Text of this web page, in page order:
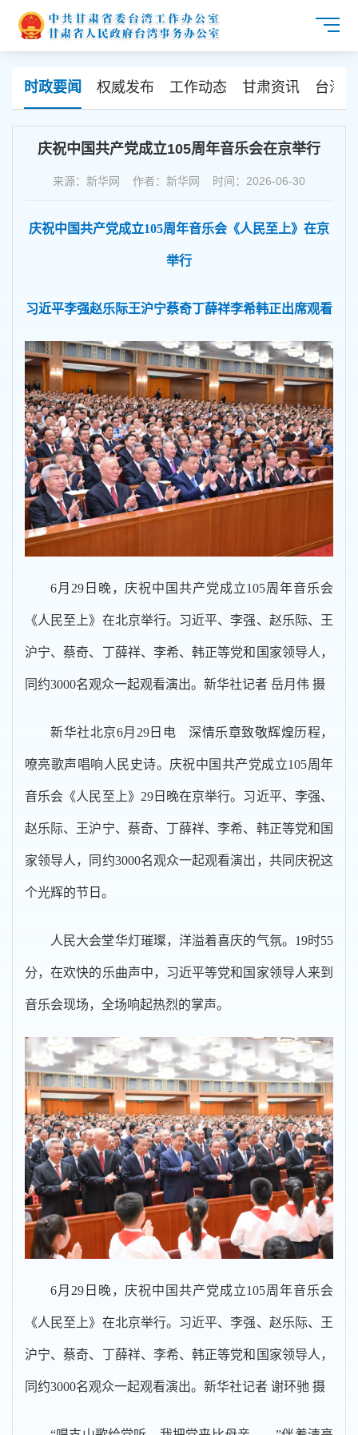
时政要闻 权威发布 工作动态 甘肃资讯 台海
庆祝中国共产党成立105周年音乐会在京举行
来源：新华网 作者：新华网 时间：2026-06-30
庆祝中国共产党成立105周年音乐会《人民至上》在京
举行
习近平李强赵乐际王沪宁蔡奇丁薛祥李希韩正出席观看
6月29日晚，庆祝中国共产党成立105周年音乐会
《人民至上》在北京举行。习近平、李强、赵乐际、王
沪宁、蔡奇、丁薛祥、李希、韩正等党和国家领导人，
同约3000名观众一起观看演出。新华社记者 岳月伟 摄
新华社北京6月29日电 深情乐章致敬辉煌历程，
嘹亮歌声唱响人民史诗。庆祝中国共产党成立105周年
音乐会《人民至上》29日晚在京举行。习近平、李强、
赵乐际、王沪宁、蔡奇、丁薛祥、李希、韩正等党和国
家领导人，同约3000名观众一起观看演出，共同庆祝这
个光辉的节日。
人民大会堂华灯璀璨，洋溢着喜庆的气氛。19时55
分，在欢快的乐曲声中，习近平等党和国家领导人来到
音乐会现场，全场响起热烈的掌声。
6月29日晚，庆祝中国共产党成立105周年音乐会
《人民至上》在北京举行。习近平、李强、赵乐际、王
沪宁、蔡奇、丁薛祥、李希、韩正等党和国家领导人，
同约3000名观众一起观看演出。新华社记者 谢环驰 摄